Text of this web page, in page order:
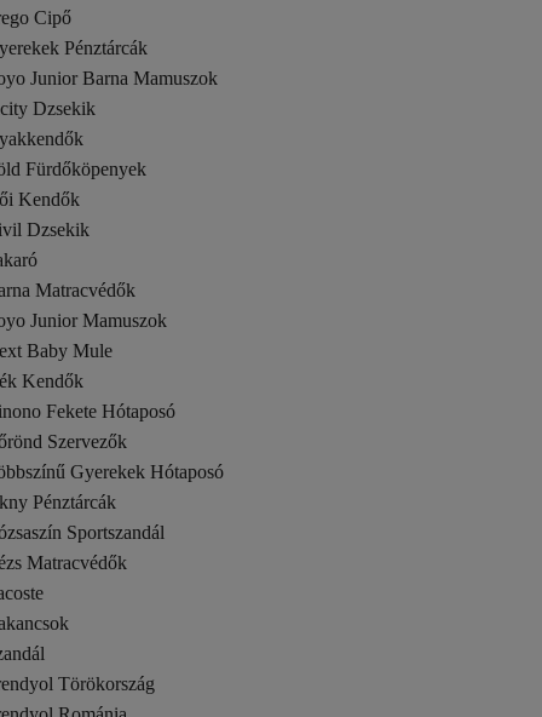
Cipő
Pénztárcák
Junior Barna Mamuszok
Dzsekik
Fürdőköpenyek
Kendők
Dzsekik
Matracvédők
Junior Mamuszok
Baby Mule
Kendők
Fekete Hótaposó
Szervezők
Gyerekek Hótaposó
Pénztárcák
Sportszandál
Matracvédők
Törökország